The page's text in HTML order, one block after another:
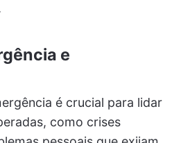
e
é crucial para lidar
como crises